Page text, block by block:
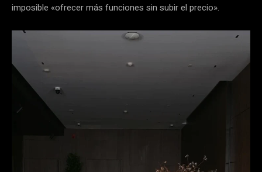
imposible «ofrecer más funciones sin subir el precio».